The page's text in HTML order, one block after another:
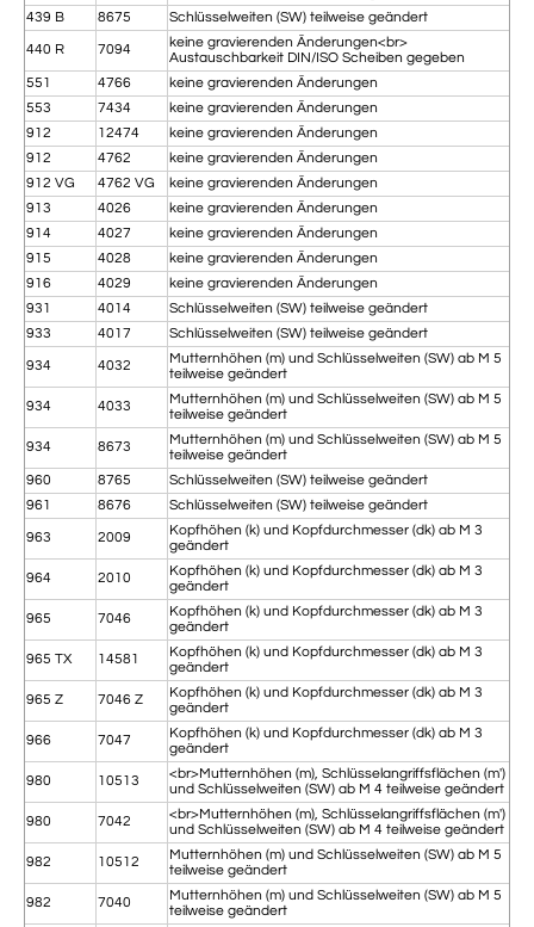
439 B
8675 Schlüsselweiten (SW) teilweise geändert
440 R 7094
keine gravierenden Änderungen<br>
Austauschbarkeit DIN/ISO Scheiben gegeben
551
4766
keine gravierenden Änderungen
553
7434
keine gravierenden Änderungen
912
12474
keine gravierenden Änderungen
912
4762
keine gravierenden Änderungen
912 VG
4762 VG
keine gravierenden Änderungen
913
4026
keine gravierenden Änderungen
914
4027
keine gravierenden Änderungen
915
4028
keine gravierenden Änderungen
916
4029
keine gravierenden Änderungen
931
4014
Schlüsselweiten (SW) teilweise geändert
933
4017 Schlüsselweiten (SW) teilweise geändert
934 4032
Mutternhöhen (m) und Schlüsselweiten (SW) ab M 5
teilweise geändert
934 4033
Mutternhöhen (m) und Schlüsselweiten (SW) ab M 5
teilweise geändert
934 8673
Mutternhöhen (m) und Schlüsselweiten (SW) ab M 5
teilweise geändert
960
8765
Schlüsselweiten (SW) teilweise geändert
961
8676 Schlüsselweiten (SW) teilweise geändert
963 2009
Kopfhöhen (k) und Kopfdurchmesser (dk) ab M 3
geändert
964 2010
Kopfhöhen (k) und Kopfdurchmesser (dk) ab M 3
geändert
965 7046
Kopfhöhen (k) und Kopfdurchmesser (dk) ab M 3
geändert
965 TX 14581
Kopfhöhen (k) und Kopfdurchmesser (dk) ab M 3
geändert
965 Z 7046 Z
Kopfhöhen (k) und Kopfdurchmesser (dk) ab M 3
geändert
966 7047
Kopfhöhen (k) und Kopfdurchmesser (dk) ab M 3
geändert
980 10513
<br>Mutternhöhen (m), Schlüsselangriffsflächen (m')
und Schlüsselweiten (SW) ab M 4 teilweise geändert
980 7042
<br>Mutternhöhen (m), Schlüsselangriffsflächen (m')
und Schlüsselweiten (SW) ab M 4 teilweise geändert
982 10512
Mutternhöhen (m) und Schlüsselweiten (SW) ab M 5
teilweise geändert
982 7040
Mutternhöhen (m) und Schlüsselweiten (SW) ab M 5
teilweise geändert